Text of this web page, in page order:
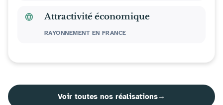
Attractivité économique
RAYONNEMENT EN FRANCE
Voir toutes nos réalisations